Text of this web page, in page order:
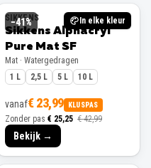
−41% In elke kleur
SIKKENS
Sikkens Alphacryl
Pure Mat SF
Mat · Watergedragen
1 L
2,5 L 5 L 10 L
vanaf€ 23,99 KLUSPAS
Zonder pas € 25,25 € 42,99
Bekijk →